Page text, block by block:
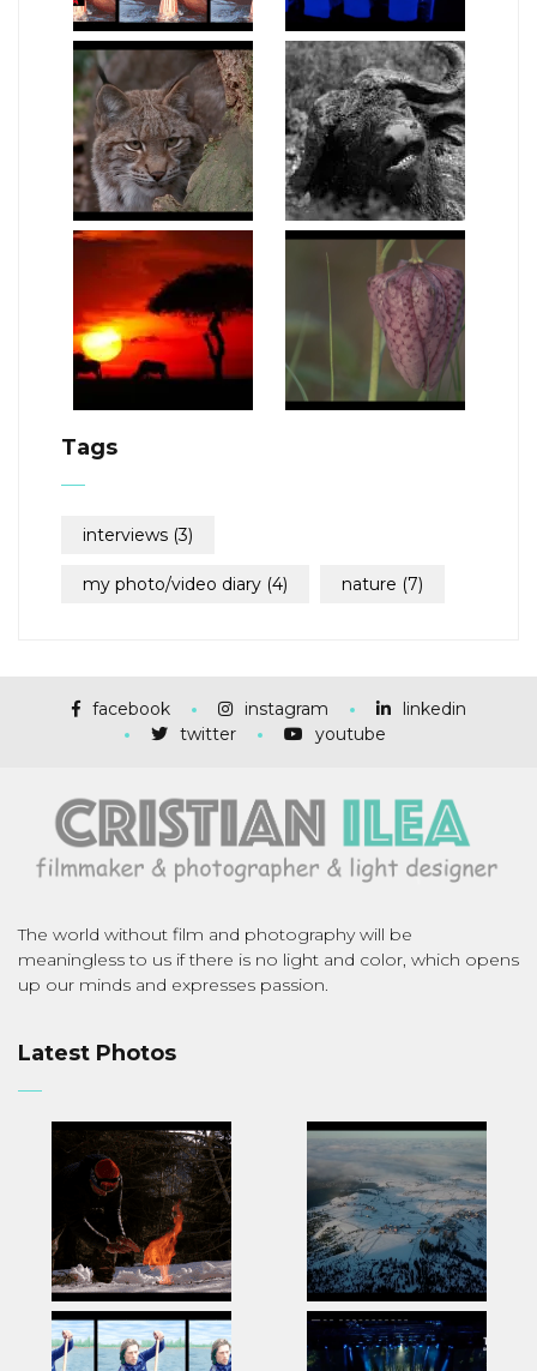
Tags
interviews (3)
my photo/video diary (4) nature (7)
facebook instagram
linkedin
twitter
youtube
The world without film and photography will be
meaningless to us if there is no light and color, which opens
up our minds and expresses passion.
Latest Photos